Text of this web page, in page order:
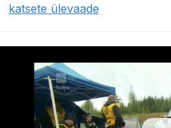
katsete ülevaade